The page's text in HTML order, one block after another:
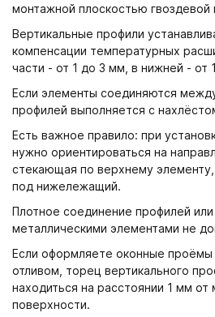
монтажной плоскостью гвоздевой
Вертикальные профили
компенсации температурных
части - от 1 до 3 мм, в нижней - от
Если элементы соединяются
профилей выполняется с
Есть важное правило: при
нужно ориентироваться на
стекающая по верхнему
под нижележащий.
Плотное соединение профилей
металлическими элементами не
Если оформляете оконные проёмы
отливом, торец вертикального
находиться на расстоянии 1 мм от
поверхности.